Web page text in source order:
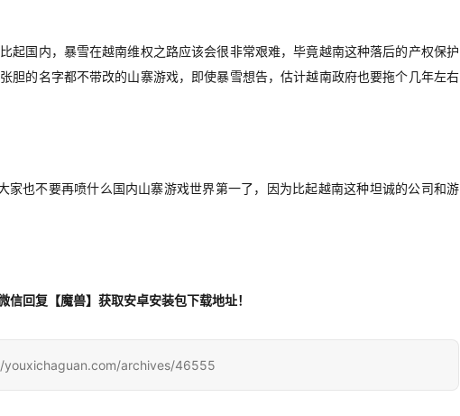
起国内，暴雪在越南维权之路应该会很非常艰难，毕竟越南这种落后的产权保护
胆的名字都不带改的山寨游戏， 即使暴雪想告，估计越南政府也要拖个几年左右
家也不要再喷什么国内山寨游戏世界第一了，因为比起越南这种坦诚的公司和游
信回复 【魔兽】 获取安卓安装包下载地址！
youxichaguan.com/archives/46555